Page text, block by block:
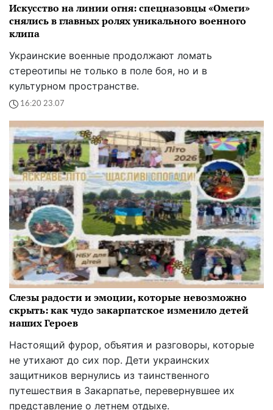
Искусство на линии огня: спецназовцы «Омеги»
снялись в главных ролях уникального военного
клипа
Украинские военные продолжают ломать
стереотипы не только в поле боя, но и в
культурном пространстве.
16:20 23.07
Слезы радости и эмоции, которые невозможно
скрыть: как чудо закарпатское изменило детей
наших Героев
Настоящий фурор, объятия и разговоры, которые
не утихают до сих пор. Дети украинских
защитников вернулись из таинственного
путешествия в Закарпатье, перевернувшее их
представление о летнем отдыхе.